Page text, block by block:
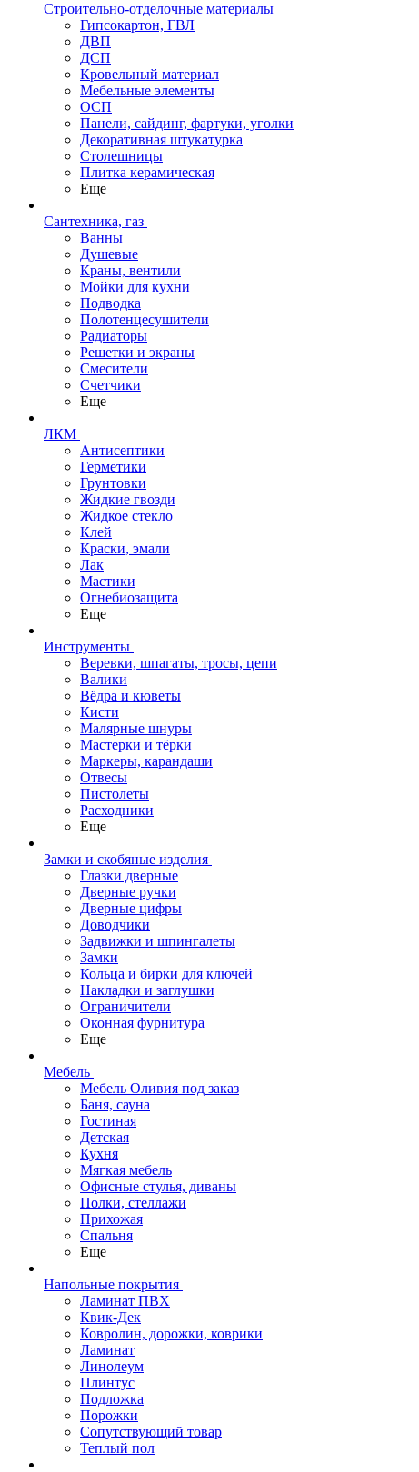
Строительно-отделочные материалы
Гипсокартон, ГВЛ
ДВП
ДСП
Кровельный материал
Мебельные элементы
ОСП
Панели, сайдинг, фартуки, уголки
Декоративная штукатурка
Столешницы
Плитка керамическая
Еще
Сантехника, газ
Ванны
Душевые
Краны, вентили
Мойки для кухни
Подводка
Полотенцесушители
Радиаторы
Решетки и экраны
Смесители
Счетчики
Еще
ЛКМ
Антисептики
Герметики
Грунтовки
Жидкие гвозди
Жидкое стекло
Клей
Краски, эмали
Лак
Мастики
Огнебиозащита
Еще
Инструменты
Веревки, шпагаты, тросы, цепи
Валики
Вёдра и кюветы
Кисти
Малярные шнуры
Мастерки и тёрки
Маркеры, карандаши
Отвесы
Пистолеты
Расходники
Еще
Замки и скобяные изделия
Глазки дверные
Дверные ручки
Дверные цифры
Доводчики
Задвижки и шпингалеты
Замки
Кольца и бирки для ключей
Накладки и заглушки
Ограничители
Оконная фурнитура
Еще
Мебель
Мебель Оливия под заказ
Баня, сауна
Гостиная
Детская
Кухня
Мягкая мебель
Офисные стулья, диваны
Полки, стеллажи
Прихожая
Спальня
Еще
Напольные покрытия
Ламинат ПВХ
Квик-Дек
Ковролин, дорожки, коврики
Ламинат
Линолеум
Плинтус
Подложка
Порожки
Сопутствующий товар
Теплый пол